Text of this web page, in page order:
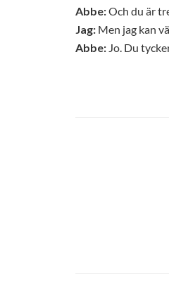
Abbe:Och du är
Jag: Men jag kan
Abbe: Jo. Du